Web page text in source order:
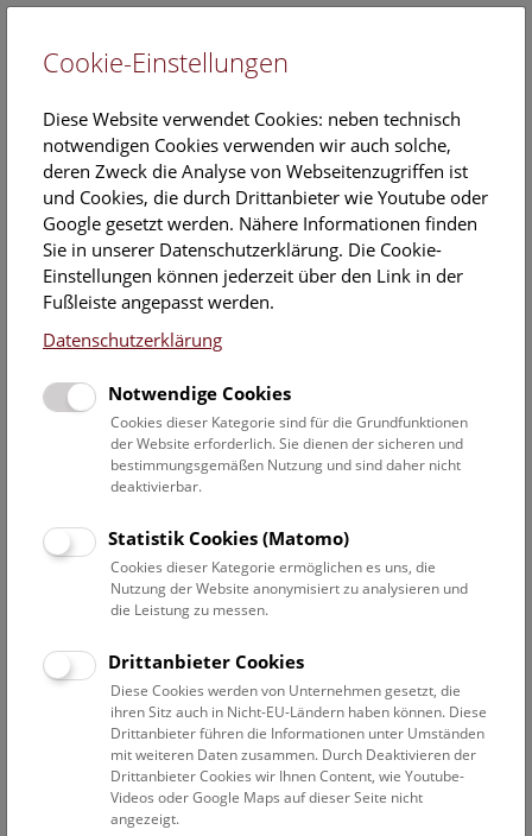
EN
Veranstaltungskalender
Informationen zu Gruppen,- Kindergarten- und
Schulprogrammen finden Siehier
Datumsfilter
1.3.2023
Datum auswählen
Erweiterte Suche
Filter zurücksetzen
1. März 2023
Bisher keine Ergebnisse. Dienstags ist das NHM Wien
in der Regel geschlossen. Ausnahmen finden sie
Cookie-Einstellungen
Diese Website verwendet Cookies: neben technisch
notwendigen Cookies verwenden wir auch solche,
deren Zweck die Analyse von Webseitenzugriffen ist
und Cookies, die durch Drittanbieter wie Youtube oder
Google gesetzt werden. Nähere Informationen finden
Sie in unserer Datenschutzerklärung. Die Cookie-
Einstellungen können jederzeit über den Link in der
Fußleiste angepasst werden.
Datenschutzerklärung
Notwendige Cookies
Cookies dieser Kategorie sind für die Grundfunktionen
der Website erforderlich. Sie dienen der sicheren und
bestimmungsgemäßen Nutzung und sind daher nicht
deaktivierbar.
Statistik Cookies (Matomo)
Cookies dieser Kategorie ermöglichen es uns, die
Nutzung der Website anonymisiert zu analysieren und
die Leistung zu messen.
Drittanbieter Cookies
Diese Cookies werden von Unternehmen gesetzt, die
ihren Sitz auch in Nicht-EU-Ländern haben können. Diese
Drittanbieter führen die Informationen unter Umständen
mit weiteren Daten zusammen. Durch Deaktivieren der
Drittanbieter Cookies wir Ihnen Content, wie Youtube-
Videos oder Google Maps auf dieser Seite nicht
angezeigt.